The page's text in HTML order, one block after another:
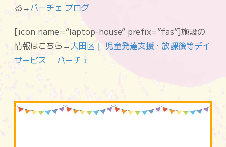
る→パーチェ ブログ
[icon name=”laptop-house” prefix=”fas”]施設の
情報はこちら→大田区｜ 児童発達支援・放課後等デイ
サービス パーチェ